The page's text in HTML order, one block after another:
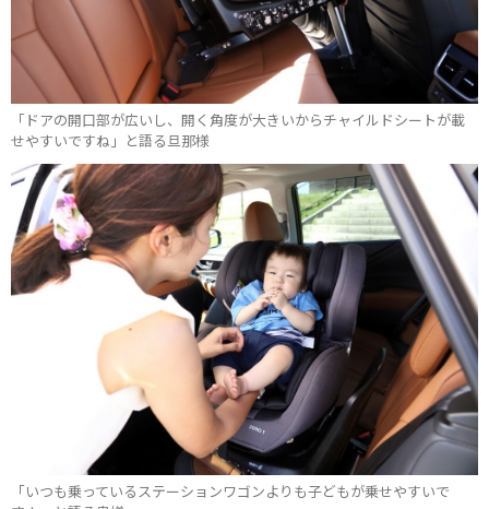
「ドアの開口部が広いし、開く角度が大きいからチャイルドシートが載
せやすいですね」と語る旦那様
「いつも乗っているステーションワゴンよりも子どもが乗せやすいで